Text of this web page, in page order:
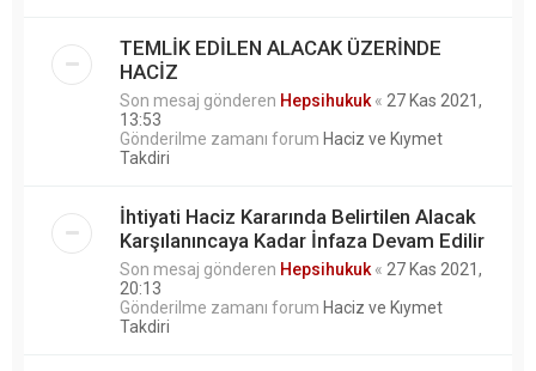
TEMLİK EDİLEN ALACAK ÜZERİNDE
HACİZ
Son mesaj gönderen Hepsihukuk « 27 Kas 2021,
13:53
Gönderilme zamanı forum Haciz ve Kıymet
Takdiri
İhtiyati Haciz Kararında Belirtilen Alacak
Karşılanıncaya Kadar İnfaza Devam Edilir
Son mesaj gönderen Hepsihukuk « 27 Kas 2021,
20:13
Gönderilme zamanı forum Haciz ve Kıymet
Takdiri